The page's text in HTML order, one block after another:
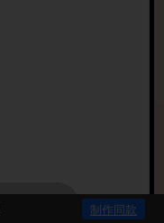
制作同款